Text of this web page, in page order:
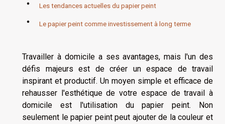
Les tendances actuelles du papier peint
Le papier peint comme investissement à long terme
Travailler à domicile a ses avantages, mais l'un des
défis majeurs est de créer un espace de travail
inspirant et productif. Un moyen simple et efficace de
rehausser l'esthétique de votre espace de travail à
domicile est l'utilisation du papier peint. Non
seulement le papier peint peut ajouter de la couleur et